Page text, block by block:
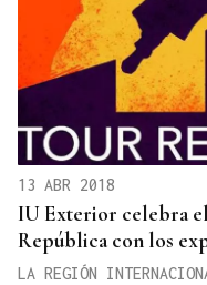
13 ABR 2018
IU Exterior celebra el
República con los
LA REGIÓN